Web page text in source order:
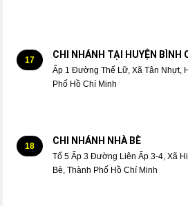
17 CHI NHÁNH TẠI HUYỆN BÌNH
Ấp 1 Đường Thế Lữ, Xã Tân Nhựt,
Phố Hồ Chí Minh
18 CHI NHÁNH NHÀ BÈ
Tổ 5 Ấp 3 Đường Liên Ấp 3-4, Xã
Bè, Thành Phố Hồ Chí Minh